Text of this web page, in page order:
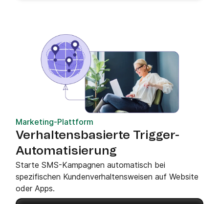
Marketing-Plattform
Verhaltensbasierte Trigger-
Automatisierung
Starte SMS-Kampagnen automatisch bei
spezifischen Kundenverhaltensweisen auf Website
oder Apps.